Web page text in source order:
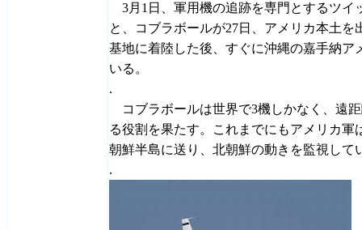
3月1日、軍用機の追跡を専門とするツイ
と、コブラボールが27日、アメリカ本土
基地に着陸した後、すぐに沖縄の嘉手納ア
いる。
.
コブラボールは世界で3機しかなく、遠
る役割を果たす。これまでにもアメリカ軍
朝鮮半島に送り、北朝鮮の動きを監視して
.